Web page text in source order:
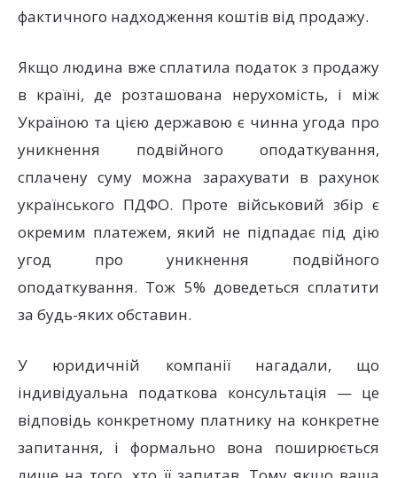
фактичного надходження коштів від продажу.
Якщо людина вже сплатила податок з продажу
в країні, де розташована нерухомість, і між
Україною та цією державою є чинна угода про
уникнення подвійного оподаткування,
сплачену суму можна зарахувати в рахунок
українського ПДФО. Проте військовий збір є
окремим платежем, який не підпадає під дію
угод про уникнення подвійного
оподаткування. Тож 5% доведеться сплатити
за будь-яких обставин.
У юридичній компанії нагадали, що
індивідуальна податкова консультація — це
відповідь конкретному платнику на конкретне
запитання, і формально вона поширюється